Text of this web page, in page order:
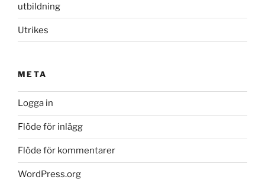
utbildning
Utrikes
META
Logga in
Flöde för inlägg
Flöde för kommentarer
WordPress.org